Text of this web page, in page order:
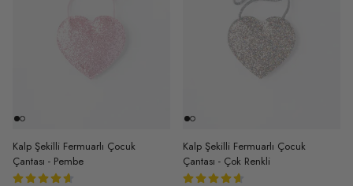
Kalp Şekilli Fermuarlı Çocuk
Çantası - Pembe
Kalp Şekilli Fermuarlı Çocuk
Çantası - Çok Renkli